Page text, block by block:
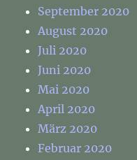
September 2020
August 2020
Juli 2020
Juni 2020
Mai 2020
April 2020
März 2020
Februar 2020